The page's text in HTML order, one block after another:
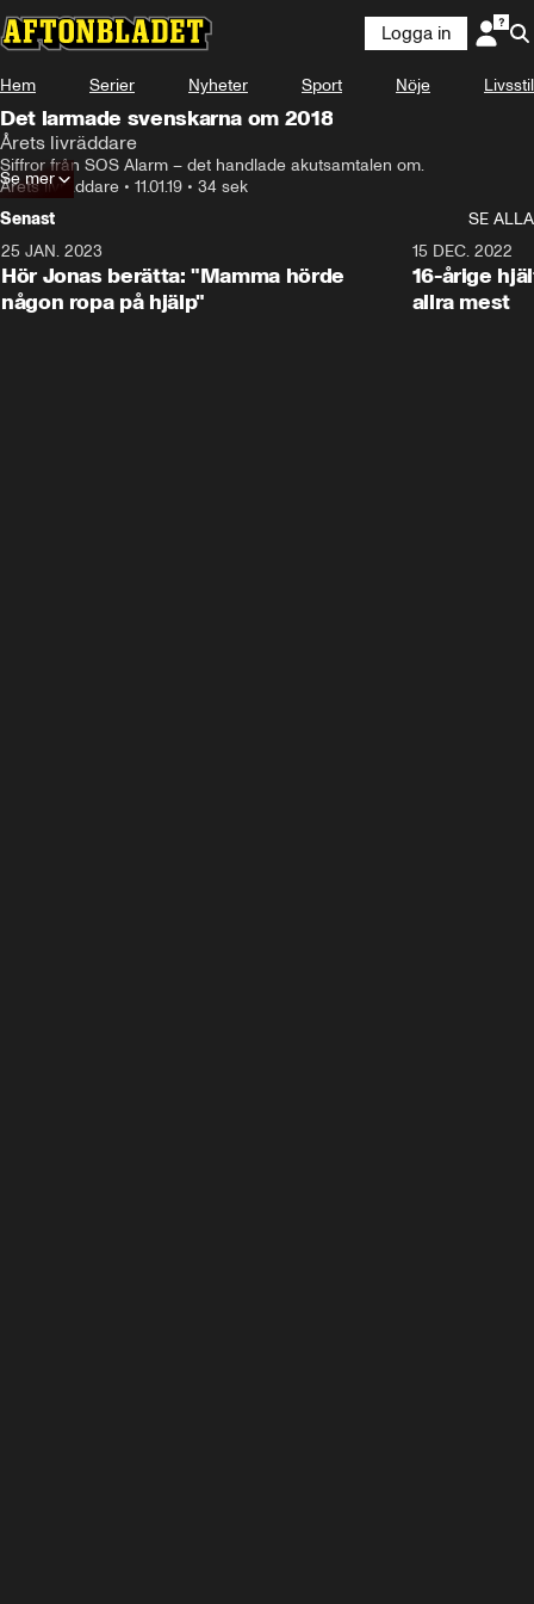
Logga in
Hem Serier Nyheter Sport Nöje Livsstil
Det larmade svenskarna om 2018
Årets livräddare
Siffror från SOS Alarm – det handlade akutsamtalen om.
Årets livräddare • 11.01.19 • 34 sek
Se mer
Senast
SE ALLA
25 JAN. 2023
Hör Jonas berätta: "Mamma hörde
någon ropa på hjälp"
15 DEC. 2022
16-årige
allra mest